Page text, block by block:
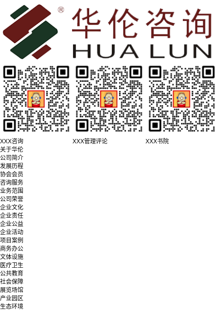
XXX咨询 XXX管理评论
XXX书院
关于华伦
公司简介
发展历程
协会会员
咨询服务
业务范围
公司荣誉
企业文化
企业责任
企业公益
企业活动
项目案例
商务办公
文体设施
医疗卫生
公共教育
社会保障
展览场馆
产业园区
生态环境